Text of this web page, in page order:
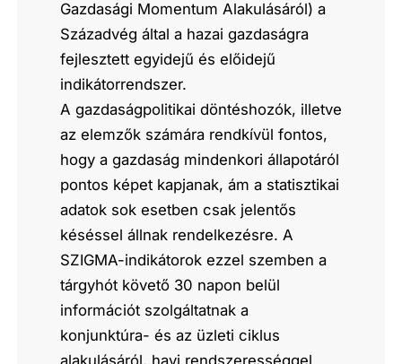
Gazdasági Momentum Alakulásáról) a
Századvég által a hazai gazdaságra
fejlesztett egyidejű és előidejű
indikátorrendszer.
A gazdaságpolitikai döntéshozók, illetve
az elemzők számára rendkívül fontos,
hogy a gazdaság mindenkori állapotáról
pontos képet kapjanak, ám a statisztikai
adatok sok esetben csak jelentős
késéssel állnak rendelkezésre. A
SZIGMA-indikátorok ezzel szemben a
tárgyhót követő 30 napon belül
információt szolgáltatnak a
konjunktúra- és az üzleti ciklus